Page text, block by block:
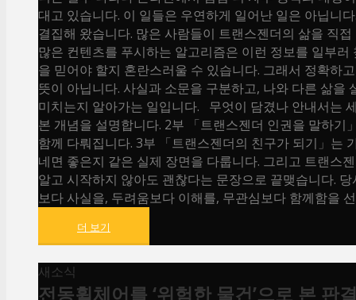
대고 있습니다. 이 일들은 우연하게 일어난 일은 아닙니
결집해 왔습니다. 많은 사람들이 트랜스젠더의 삶을 직
많은 컨텐츠를 푸시하는 알고리즘은 이런 정보를 일부
을 믿어야 할지 혼란스러울 수 있습니다. 그래서 정확하
뜻이 아닙니다. 사실과 소문을 구분하고, 나와 다른 삶
미치는지 알아가는 일입니다. 무엇이 담겼나 안내서는
본 개념을 설명합니다. 2부 「트랜스젠더 인권을 말하
함께 다뤄집니다. 3부 「트랜스젠더의 친구가 되기」는
네면 좋은지 같은 실제 장면을 다룹니다. 그리고 트랜스
알고 시작하지 않아도 괜찮다는 문장으로 끝맺습니다.
보다 사실을, 두려움보다 이해를, 무관심보다 함께함을
더 보기
새소식
전동휠체어를 ‘위험한 물건’으로 본 판